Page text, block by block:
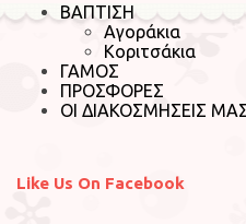
ΒΑΠΤΙΣΗ
Αγοράκια
Κοριτσάκια
ΓΑΜΟΣ
ΠΡΟΣΦΟΡΕΣ
ΟΙ ΔΙΑΚΟΣΜΗΣΕΙΣ
Like Us On Facebook